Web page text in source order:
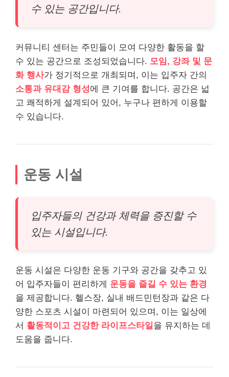
수 있는 공간입니다.
커뮤니티 센터는 주민들이 모여 다양한 활동을 할
수 있는 공간으로 조성되었습니다. 모임, 강좌 및 문
화 행사가 정기적으로 개최되며, 이는 입주자 간의
소통과 유대감 형성에 큰 기여를 합니다. 공간은 넓
고 쾌적하게 설계되어 있어, 누구나 편하게 이용할
수 있습니다.
운동 시설
입주자들의 건강과 체력을 증진할 수
있는 시설입니다.
운동 시설은 다양한 운동 기구와 공간을 갖추고 있
어 입주자들이 편리하게 운동을 즐길 수 있는 환경
을 제공합니다. 헬스장, 실내 배드민턴장과 같은 다
양한 스포츠 시설이 마련되어 있으며, 이는 일상에
서 활동적이고 건강한 라이프스타일을 유지하는 데
도움을 줍니다.